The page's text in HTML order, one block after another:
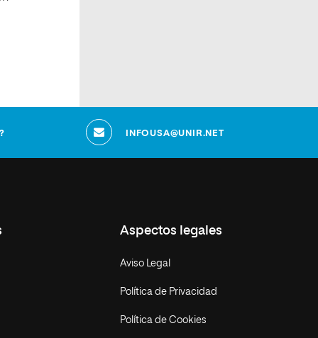
INFOUSA@UNIR.NET
Aspectos legales
Aviso Legal
Política de Privacidad
Política de Cookies